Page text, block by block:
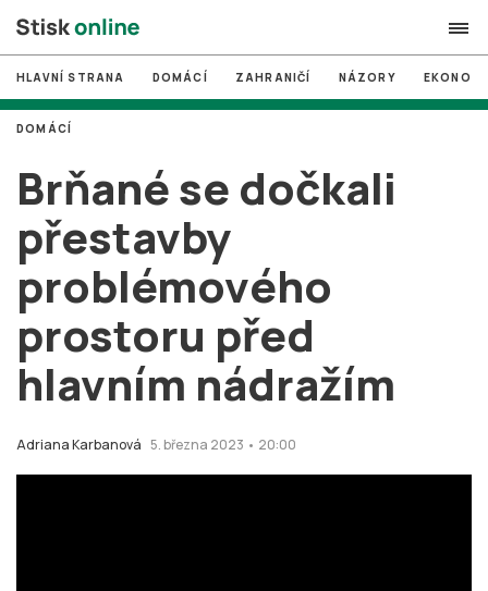
search
# MUNI
# Brno
# volby
login PŘIHLÁSIT SE
Zapomněli jste heslo?
Založit nový účet
HLAVNÍ STRANA DOMÁCÍ ZAHRANIČÍ NÁZORY
Brňané se dočkali
přestavby
problémového
prostoru před
hlavním nádražím
Adriana Karbanová 5. března 2023 • 20:00
DOMÁCÍ